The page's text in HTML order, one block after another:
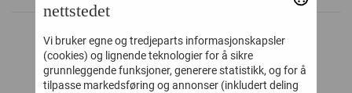
ALTERNATIVE PRODUKTER
nettstedet
Vi bruker egne og tredjeparts informasjonskapsler
(cookies) og lignende teknologier for å sikre
grunnleggende funksjoner, generere statistikk, og for å
tilpasse markedsføring og annonser (inkludert deling